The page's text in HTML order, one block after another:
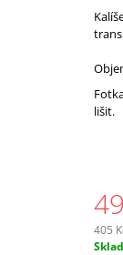
lišit.
405